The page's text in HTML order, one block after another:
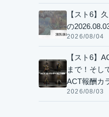
【スト6】
の
2026/08/04
【スト6】
まで！そし
ACT報酬カ
2026/08/03